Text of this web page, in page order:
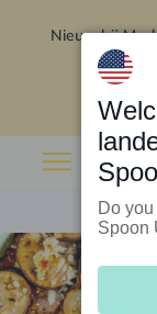
Nieuw bij
Do
Spoon